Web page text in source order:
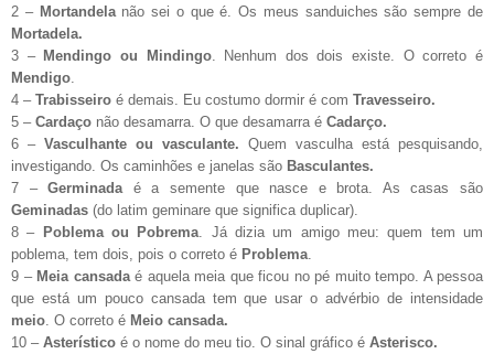
2 – Mortandelanão sei o que é. Os meus sanduiches são sempre de
Mortadela.
3 – Mendingo ou Mindingo. Nenhum dos dois existe. O correto é
Mendigo.
4 – Trabisseiro é demais. Eu costumo dormir é com Travesseiro.
5 – Cardaço não desamarra. O que desamarra é Cadarço.
6 – Vasculhante ou vasculante. Quem vasculha está pesquisando,
investigando. Os caminhões e janelas são Basculantes.
7 –Germinadaé a semente que nasce e brota. As casas são
Geminadas (do latim geminare que significa duplicar).
8 – Poblema ou Pobrema. Já dizia um amigo meu: quem tem um
poblema, tem dois, pois o correto é Problema.
9 – Meia cansadaé aquela meia que ficou no pé muito tempo. A pessoa
que está um pouco cansada tem que usar o advérbio de intensidade
meio. O correto é Meio cansada.
10 – Asterístico é o nome do meu tio. O sinal gráfico é Asterisco.